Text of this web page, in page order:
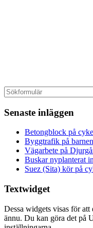
Senaste inläggen
Betongblock på
Byggtrafik på
Vägarbete på
Buskar nyplanterat
Suez (Sita) kör på
Textwidget
Dessa widgets visas för
ännu. Du kan göra det på